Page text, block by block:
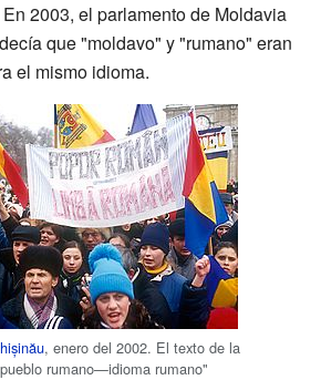
2003, el parlamento de Moldavia
que "moldavo" y "rumano" eran
el mismo idioma.
, enero del 2002. El texto de la
rumano—idioma rumano"